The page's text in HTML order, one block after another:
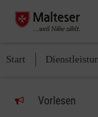
Start
Vorlesen